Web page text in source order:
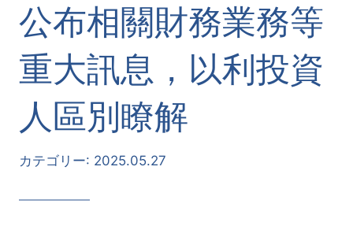
公布相關財務業務等
重大訊息，以利投資
人區別瞭解
カテゴリー: 2025.05.27